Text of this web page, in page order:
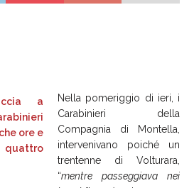
Nella pomeriggio di ieri, i
Carabinieri della
Compagnia di Montella,
intervenivano poiché un
trentenne di Volturara,
“mentre passeggiava nei